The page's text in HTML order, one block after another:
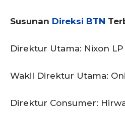
Susunan Direksi BTN
Direktur Utama: Nixon
Wakil Direktur Utama:
Direktur Consumer: